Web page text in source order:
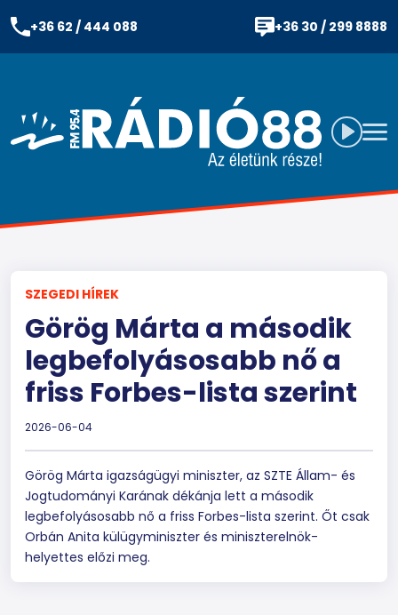
+36 62 / 444 088 +36 30 / 299 8888
SZEGEDI HÍREK
Görög Márta a második
legbefolyásosabb nő a
friss Forbes-lista szerint
2026-06-04
Görög Márta igazságügyi miniszter, az SZTE Állam- és
Jogtudományi Karának dékánja lett a második
legbefolyásosabb nő a friss Forbes-lista szerint. Őt csak
Orbán Anita külügyminiszter és miniszterelnök-
helyettes előzi meg.